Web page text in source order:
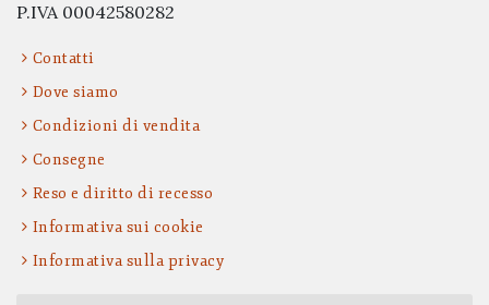
P.IVA 00042580282
Contatti
Dove siamo
Condizioni di vendita
Consegne
Reso e diritto di recesso
Informativa sui cookie
Informativa sulla privacy